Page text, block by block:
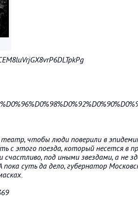
чтобы люди поверили в
с этого поезда, который несется в
под иными звездами, а не
пока суть да дело, губернатор